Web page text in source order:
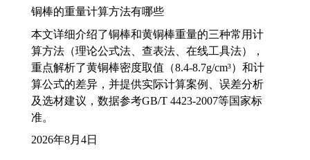
铜棒的重量计算方法有哪些
本文详细介绍了铜棒和黄铜棒重量的三种常用计
算方法（理论公式法、查表法、在线工具法），
重点解析了黄铜棒密度取值（8.4-8.7g/cm³）和计
算公式的差异，并提供实际计算案例、误差分析
及选材建议，数据参考GB/T 4423-2007等国家标
准。
2026年8月4日